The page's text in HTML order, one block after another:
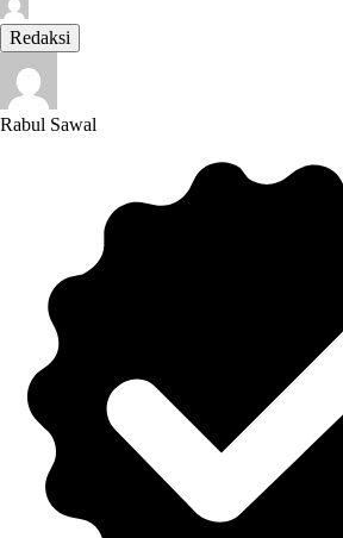
Redaksi
Rabul Sawal